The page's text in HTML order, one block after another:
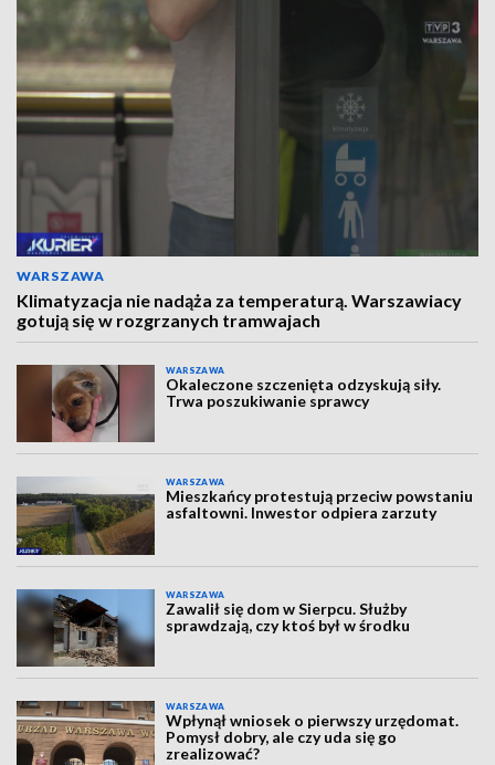
WARSZAWA
Klimatyzacja nie nadąża za temperaturą. Warszawiacy
gotują się w rozgrzanych tramwajach
WARSZAWA
Okaleczone szczenięta odzyskują siły.
Trwa poszukiwanie sprawcy
WARSZAWA
Mieszkańcy protestują przeciw powstaniu
asfaltowni. Inwestor odpiera zarzuty
WARSZAWA
Zawalił się dom w Sierpcu. Służby
sprawdzają, czy ktoś był w środku
WARSZAWA
Wpłynął wniosek o pierwszy urzędomat.
Pomysł dobry, ale czy uda się go
zrealizować?